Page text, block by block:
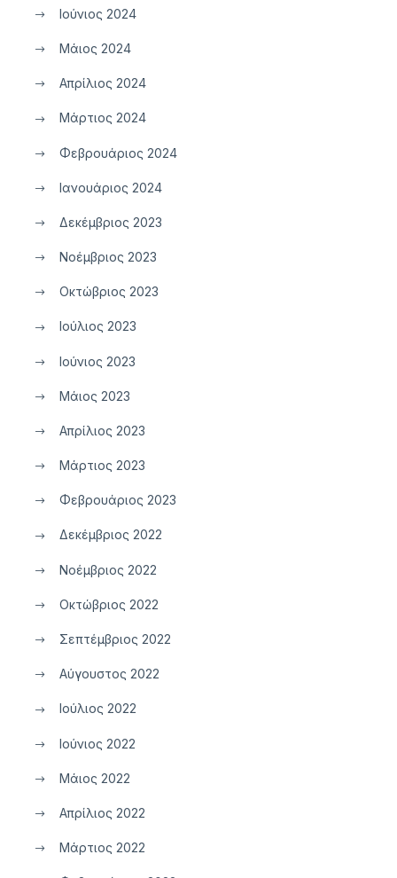
Ιούνιος 2024
Μάιος 2024
Απρίλιος 2024
Μάρτιος 2024
Φεβρουάριος 2024
Ιανουάριος 2024
Δεκέμβριος 2023
Νοέμβριος 2023
Οκτώβριος 2023
Ιούλιος 2023
Ιούνιος 2023
Μάιος 2023
Απρίλιος 2023
Μάρτιος 2023
Φεβρουάριος 2023
Δεκέμβριος 2022
Νοέμβριος 2022
Οκτώβριος 2022
Σεπτέμβριος 2022
Αύγουστος 2022
Ιούλιος 2022
Ιούνιος 2022
Μάιος 2022
Απρίλιος 2022
Μάρτιος 2022